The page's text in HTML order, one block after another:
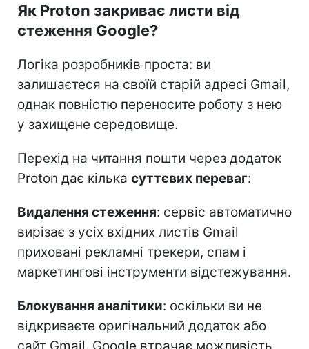
Як Proton закриває листи від
стеження Google?
Логіка розробників проста: ви
залишаєтеся на своїй старій адресі Gmail,
однак повністю переносите роботу з нею
у захищене середовище.
Перехід на читання пошти через додаток
Proton дає кілька суттєвих переваг:
Видалення стеження: сервіс автоматично
вирізає з усіх вхідних листів Gmail
приховані рекламні трекери, спам і
маркетингові інструменти відстежування.
Блокування аналітики: оскільки ви не
відкриваєте оригінальний додаток або
сайт Gmail, Google втрачає можливість